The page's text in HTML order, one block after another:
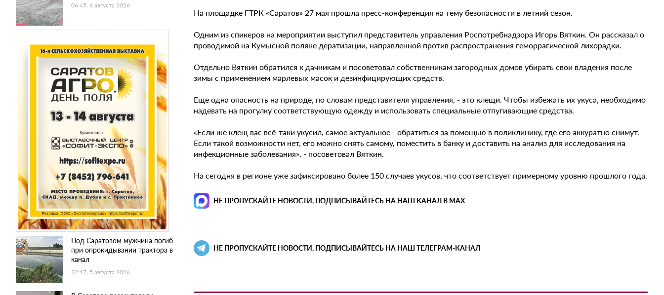
06:45, 6 августа 2026
Под Саратовом мужчина погиб
при опрокидывании трактора в
канал
22:17, 5 августа 2026
На площадке ГТРК «Саратов» 27 мая прошла пресс-конференция на тему безопасности в летний сезон.
Одним из спикеров на мероприятии выступил представитель управления Роспотребнадзора Игорь Вяткин. Он рассказал о
проводимой на Кумысной поляне дератизации, направленной против распространения геморрагической лихорадки.
Отдельно Вяткин обратился к дачникам и посоветовал собственникам загородных домов убирать свои владения после
зимы с применением марлевых масок и дезинфицирующих средств.
Еще одна опасность на природе, по словам представителя управления, - это клещи. Чтобы избежать их укуса, необходимо
надевать на прогулку соответствующую одежду и использовать специальные отпугивающие средства.
«Если же клещ вас всё-таки укусил, самое актуальное - обратиться за помощью в поликлинику, где его аккуратно снимут.
Если такой возможности нет, его можно снять самому, поместить в банку и доставить на анализ для исследования на
инфекционные заболевания», - посоветовал Вяткин.
На сегодня в регионе уже зафиксировано более 150 случаев укусов, что соответствует примерному уровню прошлого года.
НЕ ПРОПУСКАЙТЕ НОВОСТИ, ПОДПИСЫВАЙТЕСЬ НА НАШ КАНАЛ В MAX
НЕ ПРОПУСКАЙТЕ НОВОСТИ, ПОДПИСЫВАЙТЕСЬ НА НАШ ТЕЛЕГРАМ-КАНАЛ